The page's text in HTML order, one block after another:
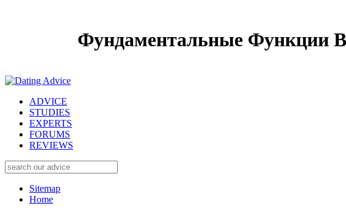
Фундаментальные Функции
ADVICE
STUDIES
EXPERTS
FORUMS
REVIEWS
Sitemap
Home